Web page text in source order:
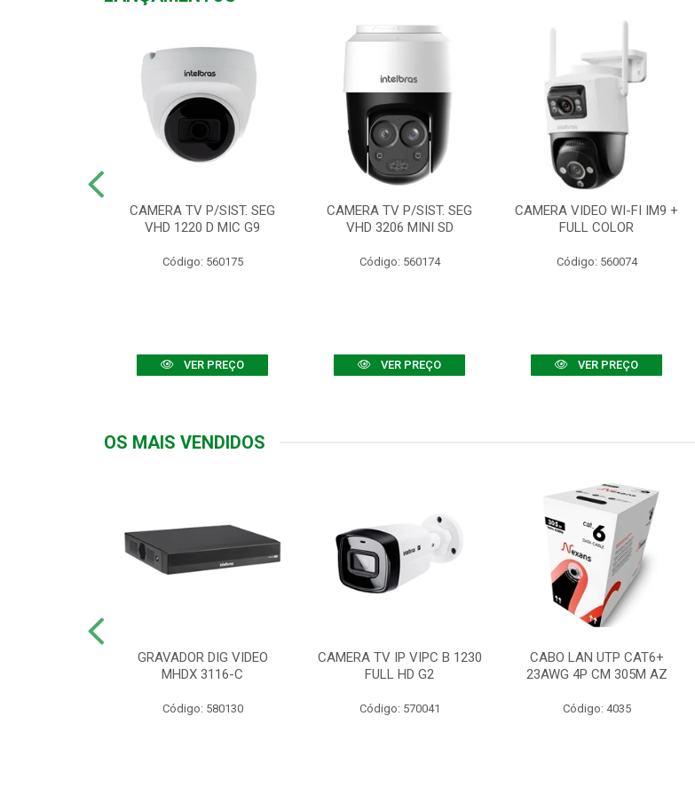
CAMERA TV P/SIST. SEG
VHD 1220 D MIC G9
Código: 560175
VER PREÇO
CAMERA TV P/SIST. SEG
VHD 3206 MINI SD
Código: 560174
VER PREÇO
CAMERA VIDEO WI-FI IM9 +
FULL COLOR
Código: 560074
VER PREÇO
OS MAIS VENDIDOS
GRAVADOR DIG VIDEO
MHDX 3116-C
Código: 580130
CAMERA TV IP VIPC B 1230
FULL HD G2
Código: 570041
CABO LAN UTP CAT6+
23AWG 4P CM 305M AZ
Código: 4035